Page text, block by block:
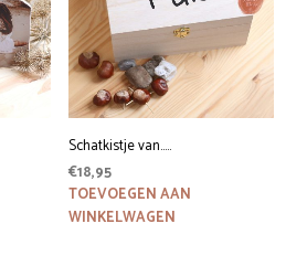
Schatkistje van…..
€18,95
TOEVOEGEN AAN
WINKELWAGEN